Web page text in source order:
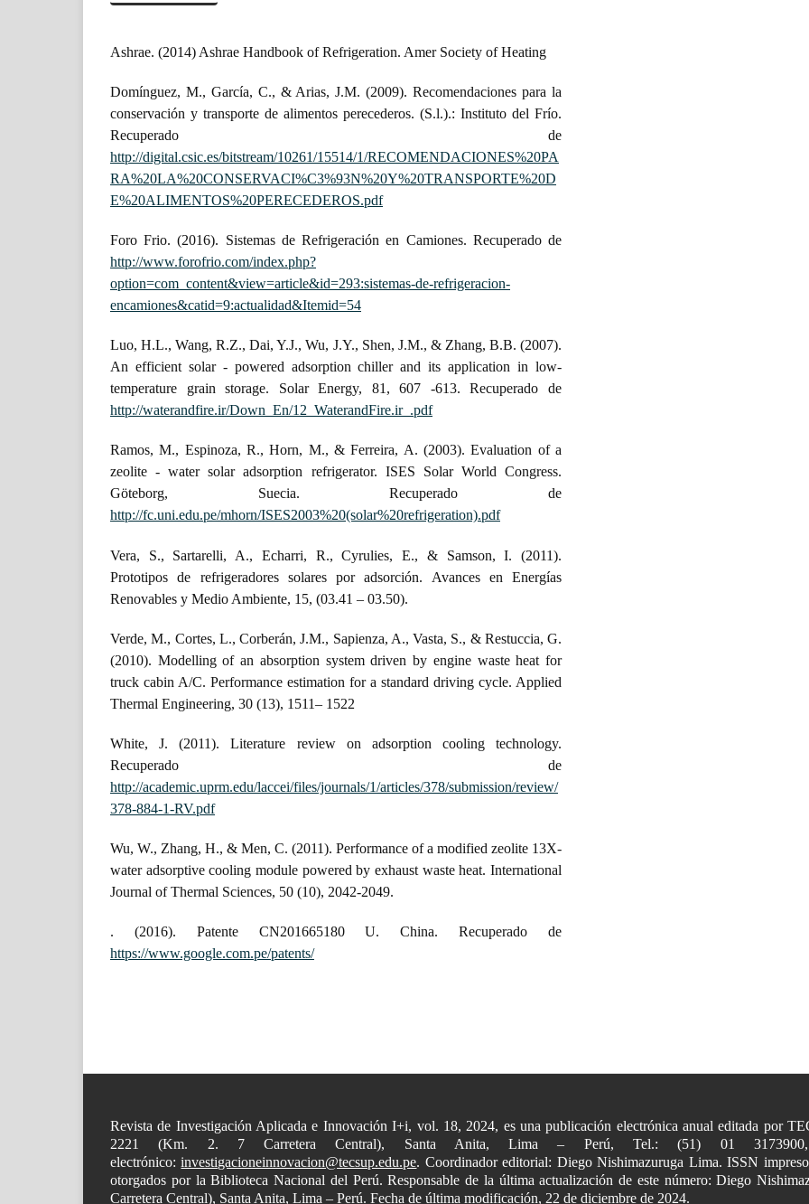
Ashrae. (2014) Ashrae Handbook of Refrigeration. Amer Society of Heating
Domínguez, M., García, C., & Arias, J.M. (2009). Recomendaciones para la
conservación y transporte de alimentos perecederos. (S.l.).: Instituto del Frío.
Recuperado de
http://digital.csic.es/bitstream/10261/15514/1/RECOMENDACIONES%20PA
RA%20LA%20CONSERVACI%C3%93N%20Y%20TRANSPORTE%20D
E%20ALIMENTOS%20PERECEDEROS.pdf
Foro Frio. (2016). Sistemas de Refrigeración en Camiones. Recuperado de
http://www.forofrio.com/index.php?
option=com_content&view=article&id=293:sistemas-de-refrigeracion-
encamiones&catid=9:actualidad&Itemid=54
Luo, H.L., Wang, R.Z., Dai, Y.J., Wu, J.Y., Shen, J.M., & Zhang, B.B. (2007).
An efficient solar - powered adsorption chiller and its application in low-
temperature grain storage. Solar Energy, 81, 607 -613. Recuperado de
http://waterandfire.ir/Down_En/12_WaterandFire.ir_.pdf
Ramos, M., Espinoza, R., Horn, M., & Ferreira, A. (2003). Evaluation of a
zeolite - water solar adsorption refrigerator. ISES Solar World Congress.
Göteborg, Suecia. Recuperado de
http://fc.uni.edu.pe/mhorn/ISES2003%20(solar%20refrigeration).pdf
Vera, S., Sartarelli, A., Echarri, R., Cyrulies, E., & Samson, I. (2011).
Prototipos de refrigeradores solares por adsorción. Avances en Energías
Renovables y Medio Ambiente, 15, (03.41 – 03.50).
Verde, M., Cortes, L., Corberán, J.M., Sapienza, A., Vasta, S., & Restuccia, G.
(2010). Modelling of an absorption system driven by engine waste heat for
truck cabin A/C. Performance estimation for a standard driving cycle. Applied
Thermal Engineering, 30 (13), 1511– 1522
White, J. (2011). Literature review on adsorption cooling technology.
Recuperado de
http://academic.uprm.edu/laccei/files/journals/1/articles/378/submission/review/
378-884-1-RV.pdf
Wu, W., Zhang, H., & Men, C. (2011). Performance of a modified zeolite 13X-
water adsorptive cooling module powered by exhaust waste heat. International
Journal of Thermal Sciences, 50 (10), 2042-2049.
. (2016). Patente CN201665180 U. China. Recuperado de
https://www.google.com.pe/patents/
Revista de Investigación Aplicada e Innovación I+i, vol. 18, 2024, es una publicación electrónica anual editada por
2221 (Km. 2. 7 Carretera Central), Santa Anita, Lima – Perú, Tel.: (51) 01
electrónico:investigacioneinnovacion@tecsup.edu.pe. Coordinador editorial: Diego Nishimazuruga Lima. ISSN
otorgados por la Biblioteca Nacional del Perú. Responsable de la última actualización de este número: Diego
Carretera Central), Santa Anita, Lima – Perú. Fecha de última modificación, 22 de diciembre de 2024.